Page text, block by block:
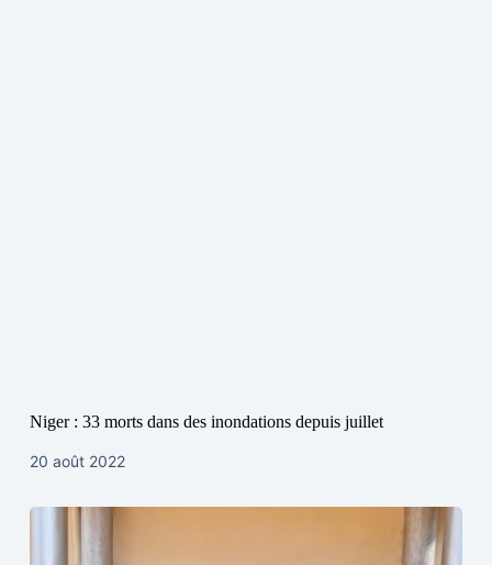
Niger : 33 morts dans des inondations depuis juillet
20 août 2022